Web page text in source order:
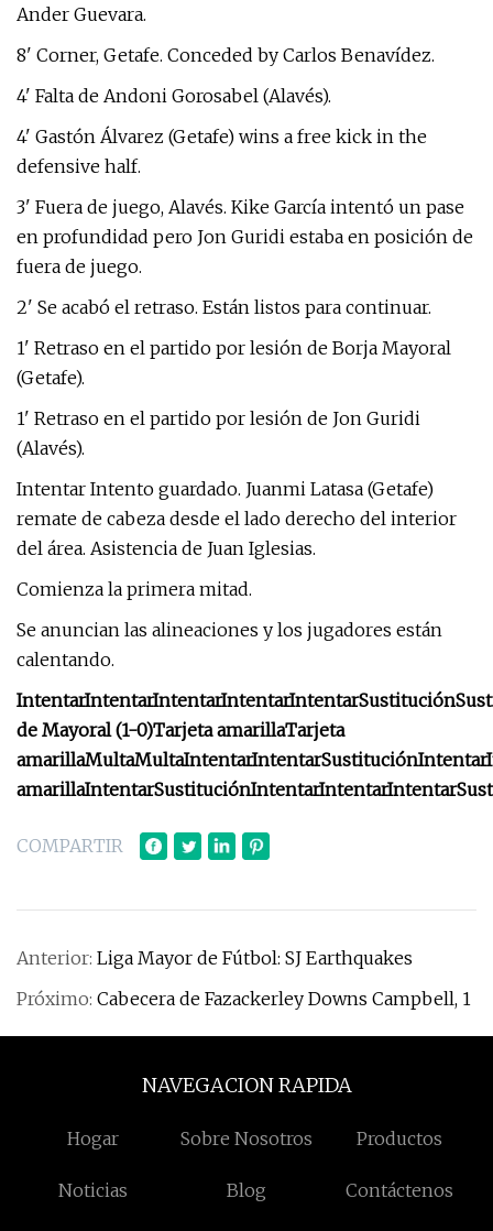
Ander Guevara.
8' Corner, Getafe. Conceded by Carlos Benavídez.
4' Falta de Andoni Gorosabel (Alavés).
4' Gastón Álvarez (Getafe) wins a free kick in the
defensive half.
3' Fuera de juego, Alavés. Kike García intentó un pase
en profundidad pero Jon Guridi estaba en posición de
fuera de juego.
2' Se acabó el retraso. Están listos para continuar.
1' Retraso en el partido por lesión de Borja Mayoral
(Getafe).
1' Retraso en el partido por lesión de Jon Guridi
(Alavés).
Intentar Intento guardado. Juanmi Latasa (Getafe)
remate de cabeza desde el lado derecho del interior
del área. Asistencia de Juan Iglesias.
Comienza la primera mitad.
Se anuncian las alineaciones y los jugadores están
calentando.
IntentarIntentarIntentarIntentarIntentarSustitución
de Mayoral (1-0)Tarjeta amarillaTarjeta
amarillaMultaMultaIntentarIntentarSustituciónIntentar
amarillaIntentarSustituciónIntentarIntentarIntentar
COMPARTIR
Anterior: Liga Mayor de Fútbol: SJ Earthquakes
Próximo: Cabecera de Fazackerley Downs Campbell, 1
NAVEGACION RAPIDA
Hogar Sobre Nosotros Productos
Noticias Blog Contáctenos